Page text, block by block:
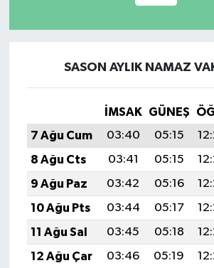
SASON AYLIK NAMAZ
İMSAK GÜNEŞ
7 Ağu Cum
03:40 05:15
8 Ağu Cts
03:41 05:15
9 Ağu Paz
03:42 05:16
10 Ağu Pts
03:44 05:17
11 Ağu Sal
03:45 05:18
12 Ağu Çar
03:46 05:19